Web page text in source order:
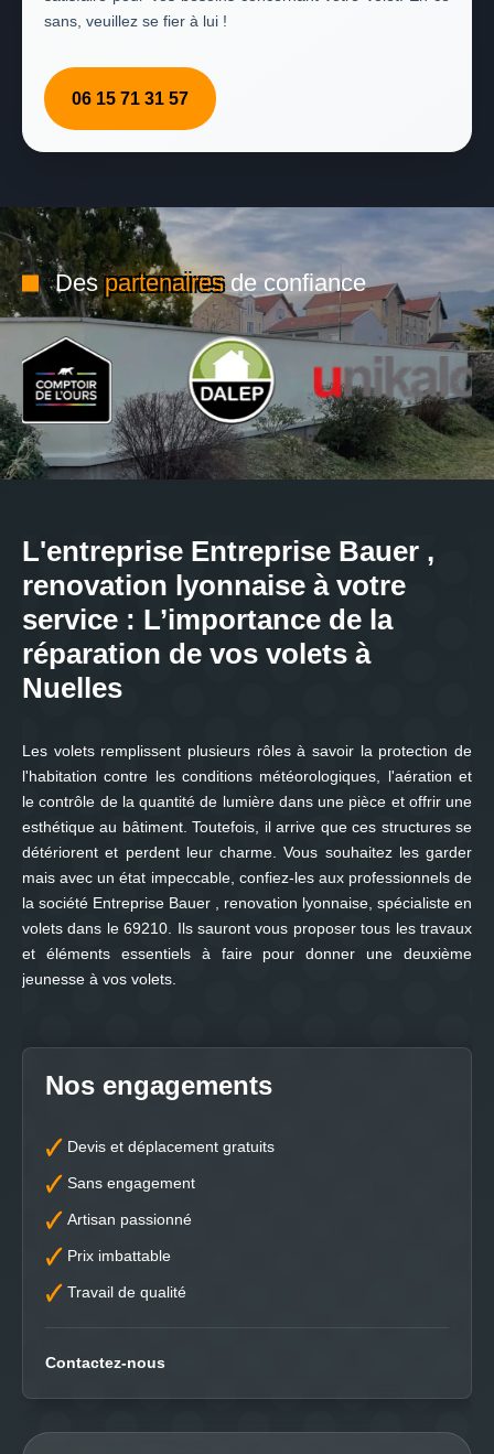
sans, veuillez se fier à lui !
06 15 71 31 57
Despartenairesde confiance
L'entreprise Entreprise Bauer ,
renovation lyonnaise à votre
service : L’importance de la
réparation de vos volets à
Nuelles
Les volets remplissent plusieurs rôles à savoir la protection de
l'habitation contre les conditions météorologiques, l'aération et
le contrôle de la quantité de lumière dans une pièce et offrir une
esthétique au bâtiment. Toutefois, il arrive que ces structures se
détériorent et perdent leur charme. Vous souhaitez les garder
mais avec un état impeccable, confiez-les aux professionnels de
la société Entreprise Bauer , renovation lyonnaise, spécialiste en
volets dans le 69210. Ils sauront vous proposer tous les travaux
et éléments essentiels à faire pour donner une deuxième
jeunesse à vos volets.
Nos engagements
Devis et déplacement gratuits
Sans engagement
Artisan passionné
Prix imbattable
Travail de qualité
Contactez-nous